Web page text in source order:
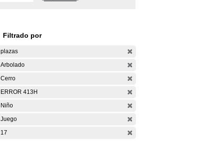
Filtrado por
plazas
Arbolado
Cerro
ERROR 413H
Niño
Juego
17